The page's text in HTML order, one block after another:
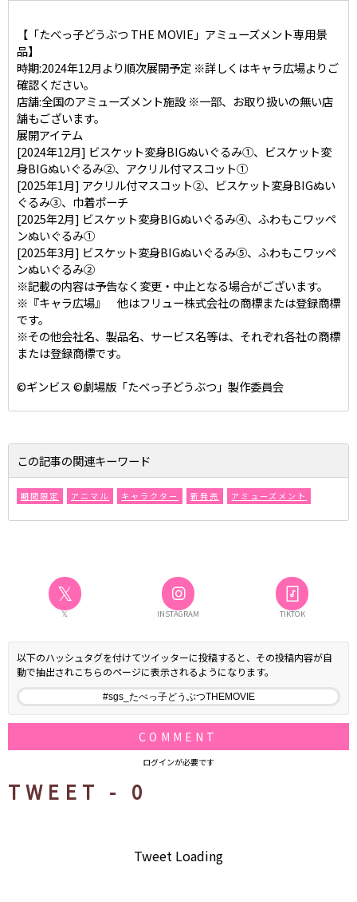
【「たべっ子どうぶつ THE MOVIE」アミューズメント専用景
品】
時期:2024年12月より順次展開予定 ※詳しくはキャラ広場よりご
確認ください。
店舗:全国のアミューズメント施設 ※一部、お取り扱いの無い店
舗もございます。
展開アイテム
[2024年12月] ビスケット変身BIGぬいぐるみ①、ビスケット変
身BIGぬいぐるみ②、アクリル付マスコット①
[2025年1月] アクリル付マスコット②、ビスケット変身BIGぬい
ぐるみ③、巾着ポーチ
[2025年2月] ビスケット変身BIGぬいぐるみ④、ふわもこワッペ
ンぬいぐるみ①
[2025年3月] ビスケット変身BIGぬいぐるみ⑤、ふわもこワッペ
ンぬいぐるみ②
※記載の内容は予告なく変更・中止となる場合がございます。
※『キャラ広場』 他はフリュー株式会社の商標または登録商標
です。
※その他会社名、製品名、サービス名等は、それぞれ各社の商標
または登録商標です。
©ギンビス ©劇場版「たべっ子どうぶつ」製作委員会
この記事の関連キーワード
期間限定 アニマル キャラクター 新発売 アミューズメント
𝕏
𝕏 INSTAGRAM TIKTOK
以下のハッシュタグを付けてツイッターに投稿すると、その投稿内容が自
動で抽出されこちらのページに表示されるようになります。
COMMENT
ログインが必要です
TWEET - 0
Tweet Loading